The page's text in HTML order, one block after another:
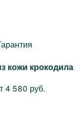
кожи крокодила
4 580 руб.